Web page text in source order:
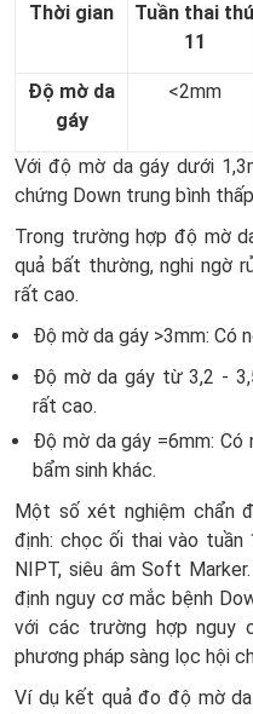
Thời gian
Tuần thai
11
Độ mờ da
gáy
<2mm
Với độ mờ da gáy dưới
chứng Down trung bình
Trong trường hợp độ mờ
quả bất thường, nghi ngờ
rất cao.
Độ mờ da gáy >3mm: Có
Độ mờ da gáy từ 3,2 -
rất cao.
Độ mờ da gáy =6mm:
bẩm sinh khác.
Một số xét nghiệm chẩn
định: chọc ối thai vào
NIPT, siêu âm Soft
định nguy cơ mắc bệnh
với các trường hợp nguy
phương pháp sàng lọc hội
Ví dụ kết quả đo độ mờ